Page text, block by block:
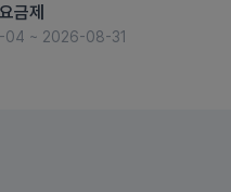
금제
~ 2026-08-31